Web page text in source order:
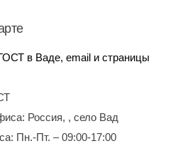
в Ваде, email и страницы
Россия, , село Вад
Пн.-Пт. – 09:00-17:00